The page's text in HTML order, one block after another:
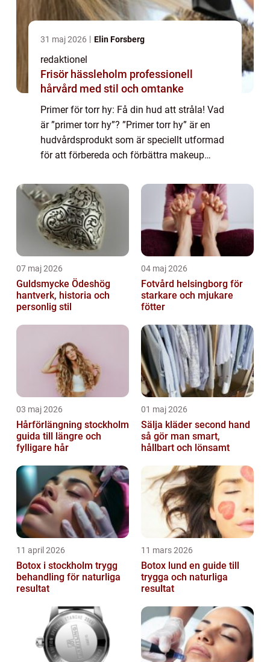
31 maj 2026 Elin Forsberg
redaktionel
Frisör hässleholm professionell
hårvård med stil och omtanke
Primer för torr hy: Få din hud att stråla! Vad
är ”primer torr hy”? ”Primer torr hy” är en
hudvårdsprodukt som är speciellt utformad
för att förbereda och förbättra makeup
produkt so...
07 maj 2026
Guldsmycke Ödeshög
hantverk, historia och
personlig stil
04 maj 2026
Fotvård helsingborg för
starkare och mjukare
fötter
03 maj 2026
Hårförlängning stockholm
guida till längre och
fylligare hår
01 maj 2026
Sälja kläder second hand
så gör man smart,
hållbart och lönsamt
11 april 2026
Botox i stockholm trygg
behandling för naturliga
resultat
11 mars 2026
Botox lund en guide till
trygga och naturliga
resultat